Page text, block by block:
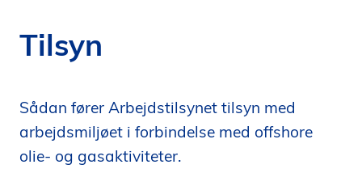
n
d
o
Tilsyn
Sådan fører Arbejdstilsynet tilsyn med
arbejdsmiljøet i forbindelse med offshore
olie- og gasaktiviteter.